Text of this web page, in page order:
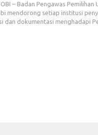
– Badan Pengawas Pemilihan
mendorong setiap institusi
dan dokumentasi menghadapi